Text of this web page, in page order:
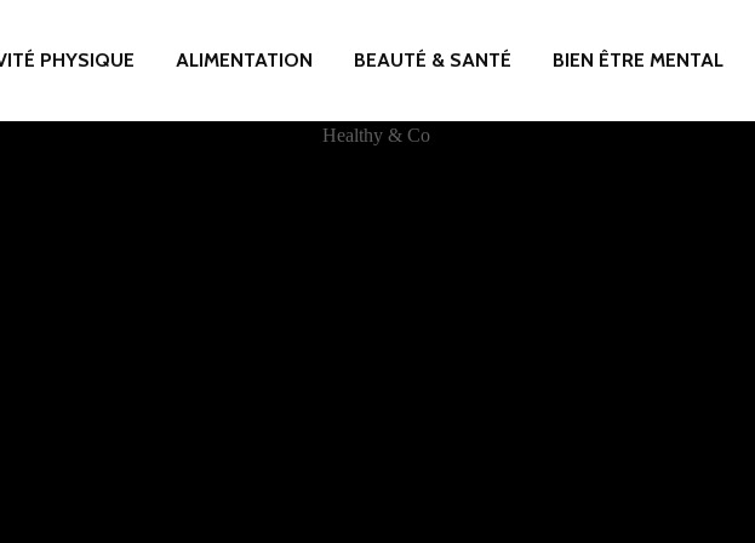
PHYSIQUE ALIMENTATION BEAUTÉ & SANTÉ BIEN ÊTRE MENTAL